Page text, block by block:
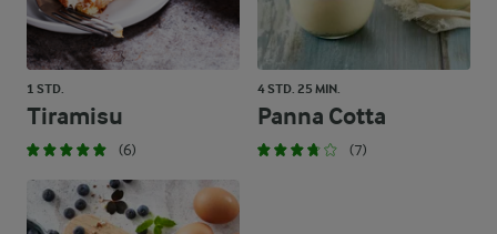
1 STD.
Tiramisu
(6)
4 STD. 25 MIN.
Panna Cotta
(7)